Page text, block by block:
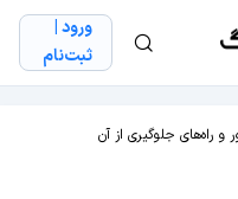
ورود |
ثبت‌نام